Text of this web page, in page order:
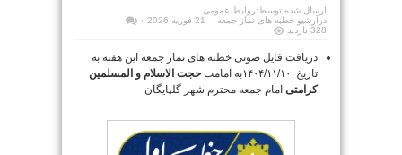
ارسال شده توسط:روابط عمومی
در آرشیو خطبه های نماز جمعه
۰
328 بازدید
دریافت فایل صوتی خطبه های نماز جمعه این هفته به
تاریخ ۱۴۰۴/۱۱/۱۰به امامت
حجت الاسلام و المسلمین
کرامتی امام جمعه محترم شهر گلپایگان